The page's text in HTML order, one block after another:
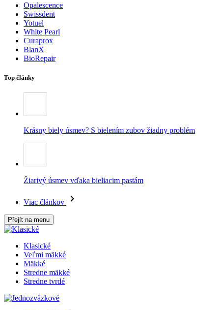
Opalescence
Swissdent
Yotuel
White Pearl
Curaprox
BlanX
BioRepair
Top články
Krásny biely úsmev? S bielením zubov žiadny problém
Žiarivý úsmev vďaka bieliacim pastám
Viac článkov
Přejít na menu
Klasické
Veľmi mäkké
Mäkké
Stredne mäkké
Stredne tvrdé